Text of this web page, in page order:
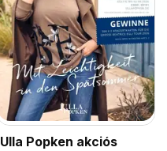
Ulla Popken akciós